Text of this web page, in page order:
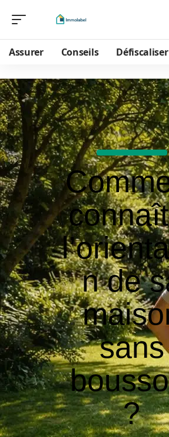
Assurer Conseils Défiscaliser
n de
sans
?